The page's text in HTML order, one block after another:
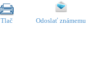
Tlač Odoslať známemu